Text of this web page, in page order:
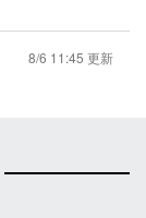
8/6 11:45 更新